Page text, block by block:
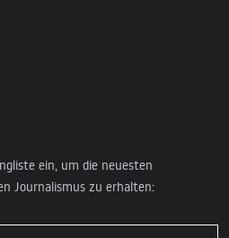
ein, um die neuesten
Journalismus zu erhalten: